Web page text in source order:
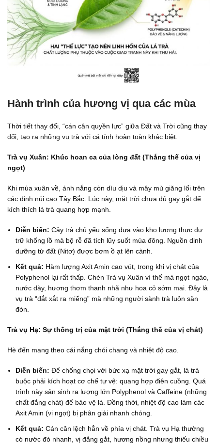
Hành trình của hương vị qua các mùa
Thời tiết thay đổi, “cán cân quyền lực” giữa Đất và Trời cũng thay
đổi, tạo ra những vụ trà với cá tính hoàn toàn khác biệt.
Trà vụ Xuân: Khúc hoan ca của lòng đất (Thắng thế của vị
ngọt)
Khi mùa xuân về, ánh nắng còn dìu dịu và mây mù giăng lối trên
các đỉnh núi cao Tây Bắc. Lúc này, mặt trời chưa đủ gay gắt để
kích thích lá trà quang hợp mạnh.
Diễn biến: Cây trà chủ yếu sống dựa vào kho lương thực dự
trữ khổng lồ mà bộ rễ đã tích lũy suốt mùa đông. Nguồn dinh
dưỡng từ đất (Nitơ) được bơm ồ ạt lên cành.
Kết quả: Hàm lượng Axit Amin cao vút, trong khi vị chát của
Polyphenol lại rất thấp. Chén Trà vụ Xuân vì thế mà ngọt ngào,
nước dày, hương thơm thanh nhã như hoa cỏ sớm mai. Đây là
vụ trà “đắt xắt ra miếng” mà những người sành trà luôn săn
đón.
Trà vụ Hạ: Sự thống trị của mặt trời (Thắng thế của vị chát)
Hè đến mang theo cái nắng chói chang và nhiệt độ cao.
Diễn biến: Để chống chọi với bức xạ mặt trời gay gắt, lá trà
buộc phải kích hoạt cơ chế tự vệ: quang hợp điên cuồng. Quá
trình này sản sinh ra lượng lớn Polyphenol và Caffeine (những
chất đắng chát) để bảo vệ lá. Đồng thời, nhiệt độ cao làm các
Axit Amin (vị ngọt) bị phân giải nhanh chóng.
Kết quả: Cán cân lệch hẳn về phía vị chát. Trà vụ Hạ thường
có nước đỏ nhanh, vị đắng gắt, hương nồng nhưng thiếu chiều